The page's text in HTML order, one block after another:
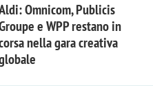
Omnicom, Publicis
e WPP restano in
nella gara creativa